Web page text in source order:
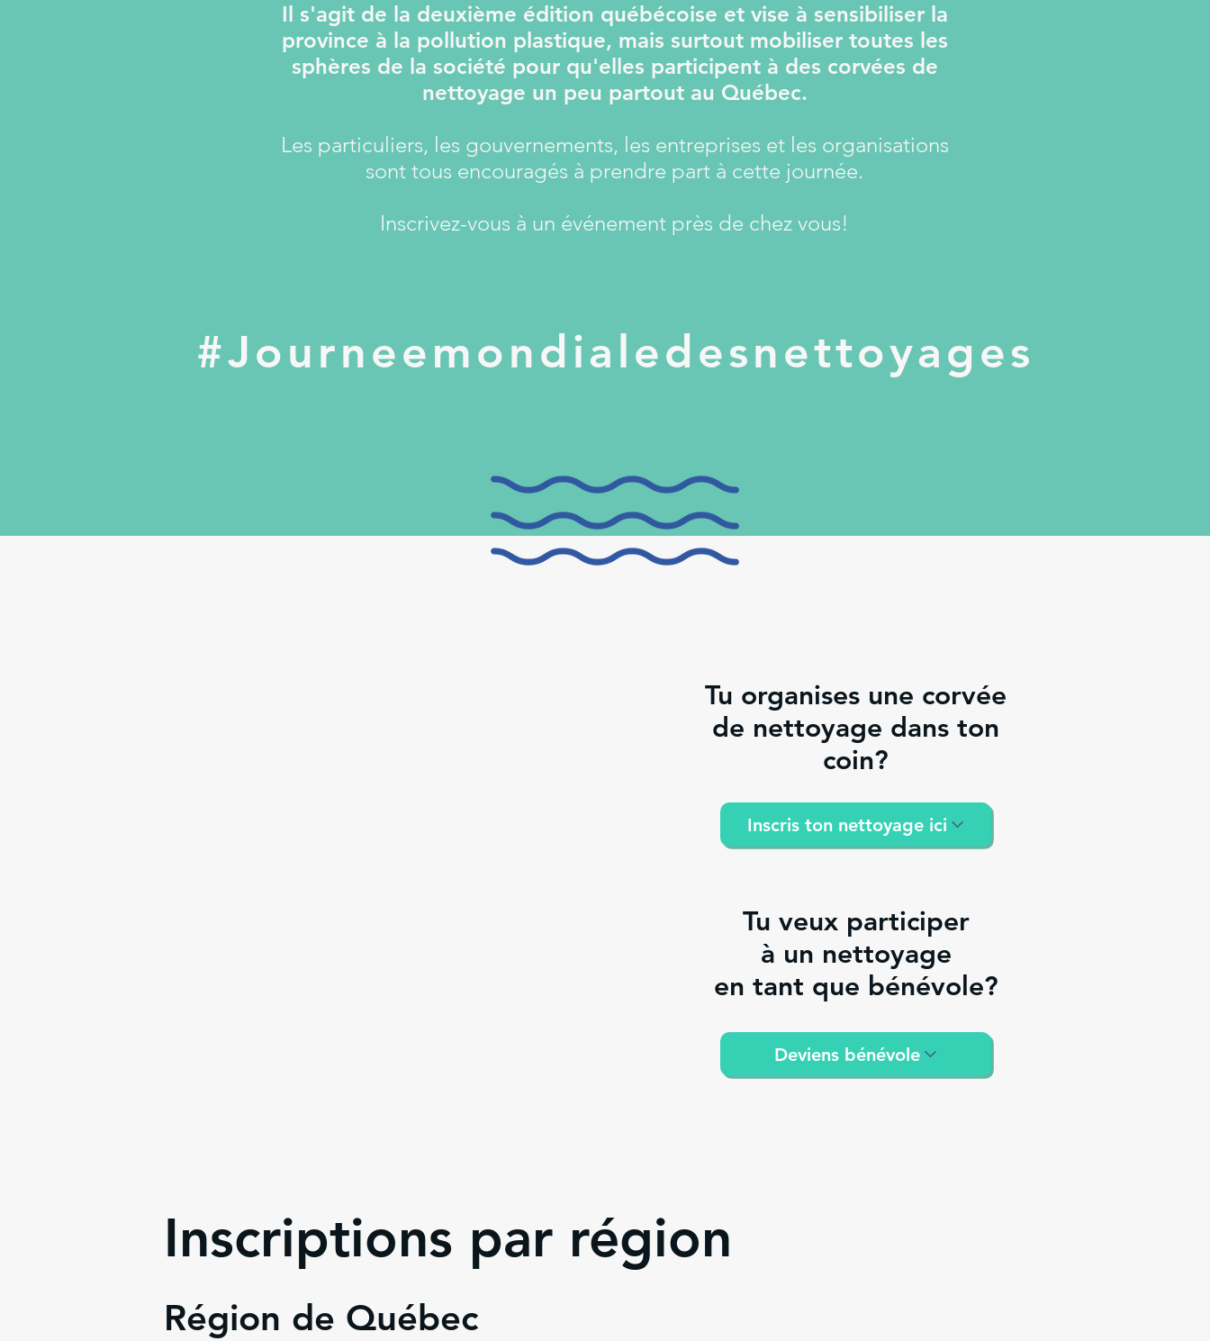
Il s'agit de la deuxième édition québécoise et vise à sensibiliser la
province à la pollution plastique, mais surtout mobiliser toutes les
sphères de la société pour qu'elles participent à des corvées de
nettoyage un peu partout au Québec.
Les particuliers, les gouvernements, les entreprises et les organisations
sont tous encouragés à prendre part à cette journée.
Inscrivez-vous à un événement près de chez vous!
#Journeemondialedesnettoyages
Tu organises une corvée
de nettoyage dans ton
coin?
Inscris ton nettoyage ici
Tu veux participer
à un nettoyage
en tant que bénévole?
Deviens bénévole
Inscriptions par région
Région de Québec